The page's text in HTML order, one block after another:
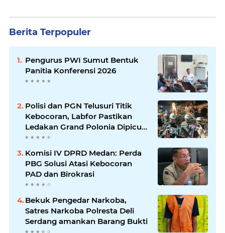
Berita Terpopuler
Pengurus PWI Sumut Bentuk
Panitia Konferensi 2026
Polisi dan PGN Telusuri Titik
Kebocoran, Labfor Pastikan
Ledakan Grand Polonia Dipicu
Akumulasi Gas
Komisi IV DPRD Medan: Perda
PBG Solusi Atasi Kebocoran
PAD dan Birokrasi
Bekuk Pengedar Narkoba,
Satres Narkoba Polresta Deli
Serdang amankan Barang Bukti